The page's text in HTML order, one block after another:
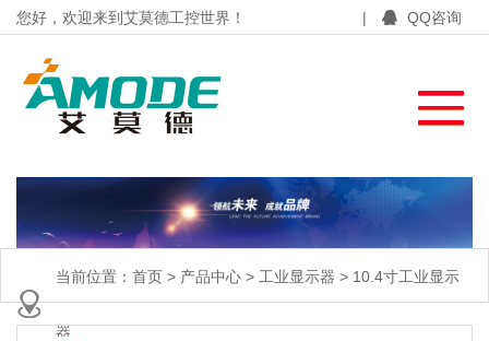
您好，欢迎来到艾莫德工控世界！ | QQ咨询
当前位置： 首页 > 产品中心 > 工业显示器 > 10.4寸工业显示
器